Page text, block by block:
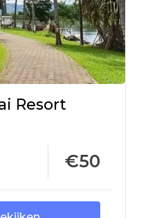
Resort
€50